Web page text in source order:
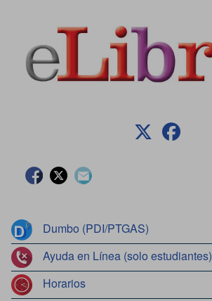
Dumbo (PDI/PTGAS)
Ayuda en Línea (solo estudiantes)
Horarios
Facebook
Twitter